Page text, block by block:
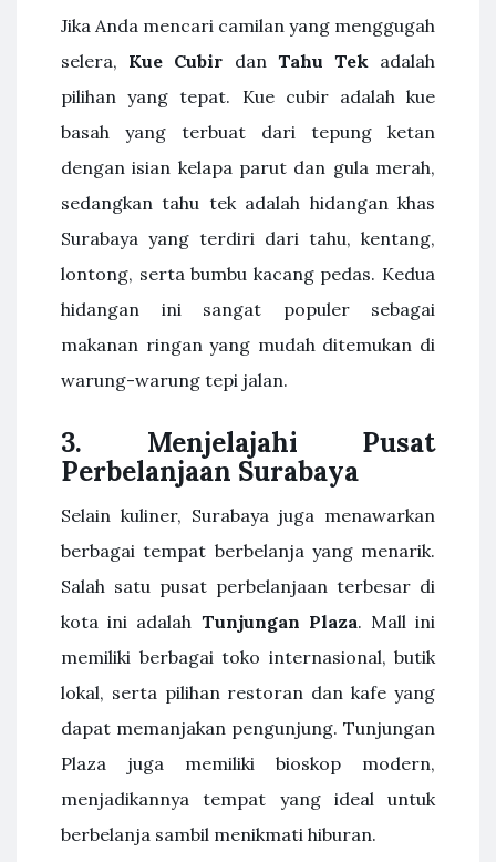
Jika Anda mencari camilan yang menggugah
selera, Kue Cubir dan Tahu Tek adalah
pilihan yang tepat. Kue cubir adalah kue
basah yang terbuat dari tepung ketan
dengan isian kelapa parut dan gula merah,
sedangkan tahu tek adalah hidangan khas
Surabaya yang terdiri dari tahu, kentang,
lontong, serta bumbu kacang pedas. Kedua
hidangan ini sangat populer sebagai
makanan ringan yang mudah ditemukan di
warung-warung tepi jalan.
3. Menjelajahi Pusat
Perbelanjaan Surabaya
Selain kuliner, Surabaya juga menawarkan
berbagai tempat berbelanja yang menarik.
Salah satu pusat perbelanjaan terbesar di
kota ini adalah Tunjungan Plaza. Mall ini
memiliki berbagai toko internasional, butik
lokal, serta pilihan restoran dan kafe yang
dapat memanjakan pengunjung. Tunjungan
Plaza juga memiliki bioskop modern,
menjadikannya tempat yang ideal untuk
berbelanja sambil menikmati hiburan.